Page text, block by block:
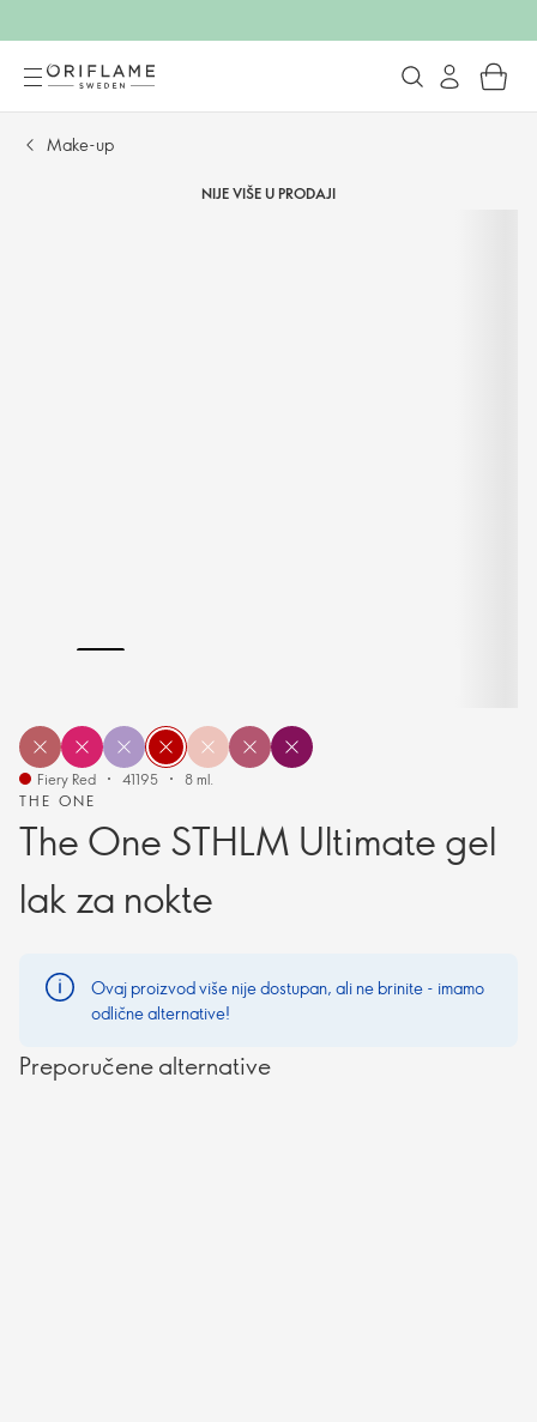
Make-up
NIJE VIŠE U PRODAJI
THE ONE
The One STHLM Ultimate gel
lak za nokte
Fiery Red 41195 8 ml.
Ovaj proizvod više nije dostupan, ali ne brinite - imamo
odlične alternative!
Preporučene alternative